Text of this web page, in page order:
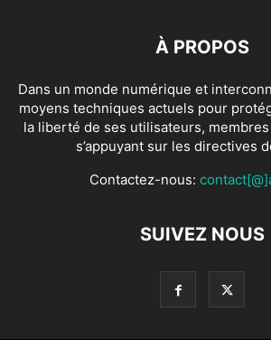
À PROPOS
Dans un monde numérique et
moyens techniques actuels pour
la liberté de ses utilisateurs,
s’appuyant sur les directives
Contactez-nous:
SUIVEZ NOUS